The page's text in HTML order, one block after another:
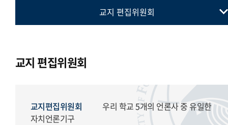
교지 편집위원회
국제학생회
생활도서관
학생복지위원회
교지 편집위원회
교지편집위원회
우리 학교 5개의 언론사 중 유일한
자치언론기구